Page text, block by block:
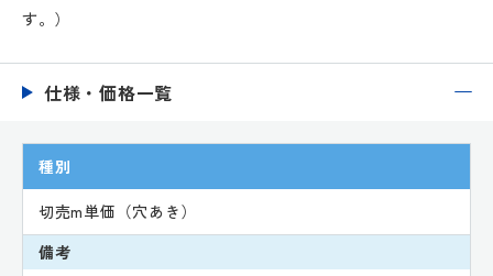
す。）
仕様・価格一覧
種別
切売m単価（穴あき）
備考